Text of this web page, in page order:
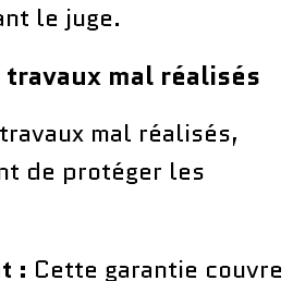
le juge.
mal réalisés
mal réalisés,
de protéger les
: Cette garantie couvre